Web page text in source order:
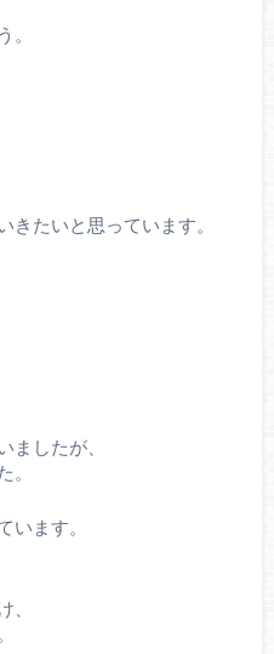
。
きたいと思っています。
ましたが、
。
います。
、